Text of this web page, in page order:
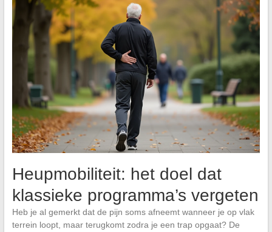
Heupmobiliteit: het doel dat
klassieke programma’s vergeten
Heb je al gemerkt dat de pijn soms afneemt wanneer je op vlak
terrein loopt, maar terugkomt zodra je een trap opgaat? De